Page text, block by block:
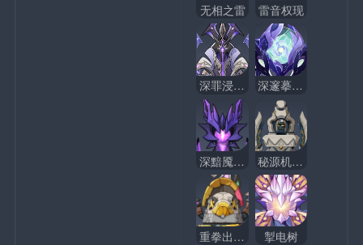
无相之雷 雷音权现
深罪浸礼者 深邃摹结株 · I型
深黯魇语之主 秘源机兵 · 构型械
重拳出击鸭 掣电树